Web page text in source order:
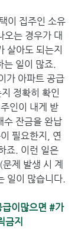
이 집주인 소유
오는 경우가 대
살아도 되는지
일이 많죠.
가 아파트 공급
정확히 확인
인이 내게 받
수 잔금을 완납
필요한지, 연
죠. 이런 일은
제 발생 시 계
일이 많습니다.
이많으면 #가
금지